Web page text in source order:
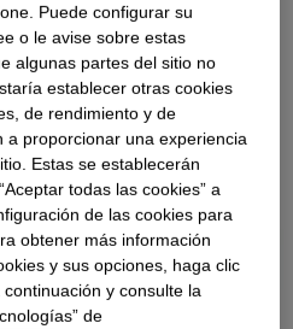
(POE) ENGAGE™ PV admiten
excepcional, rendimiento a largo
vida útil general del sistema más
a crear paneles solares más
la energía para impulsar el
años.
Puede configurar su
o le avise sobre estas
algunas partes del sitio no
establecer otras cookies
de rendimiento y de
a proporcionar una experiencia
Estas se establecerán
todas las cookies” a
de las cookies para
obtener más información
y sus opciones, haga clic
continuación y consulte la
de